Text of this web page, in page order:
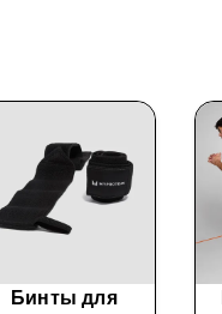
Бинты для